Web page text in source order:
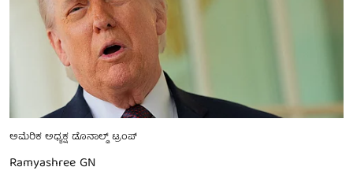
ಅಮೆರಿಕ ಅಧ್ಯಕ್ಷ ಡೊನಾಲ್ಡ್ ಟ್ರಂಪ್
Ramyashree GN